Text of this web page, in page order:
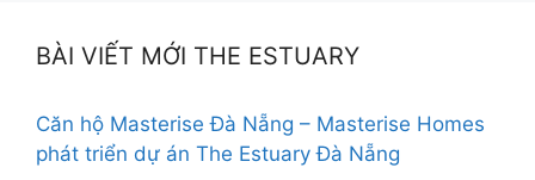
BÀI VIẾT MỚI THE ESTUARY
Căn hộ Masterise Đà Nẵng – Masterise Homes
phát triển dự án The Estuary Đà Nẵng